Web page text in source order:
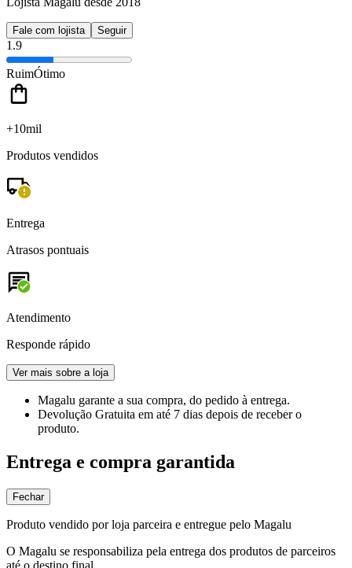
Fale com lojista Seguir
1.9
RuimÓtimo
+10mil
Produtos vendidos
Entrega
Atrasos pontuais
Atendimento
Responde rápido
Ver mais sobre a loja
Magalu garante a sua compra, do pedido à entrega.
Devolução Gratuita em até 7 dias depois de receber o
produto.
Entrega e compra garantida
Fechar
Produto vendido por loja parceira e entregue pelo Magalu
O Magalu se responsabiliza pela entrega dos produtos de parceiros
até o destino final.